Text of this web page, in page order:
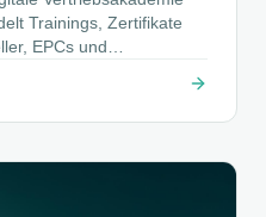
Trainings, Zertifikate
EPCs und
und aus echter